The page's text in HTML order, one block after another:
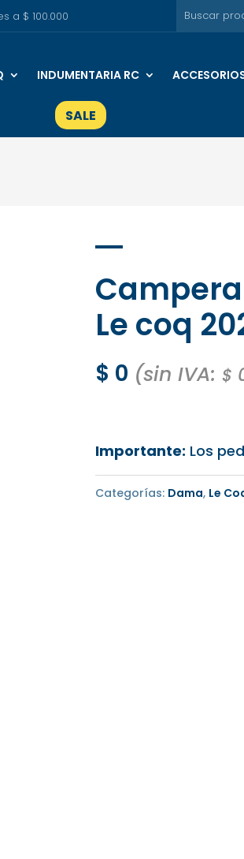
a $ 100.000
INDUMENTARIA RC
SALE
Le coq
$ 0 (sin IVA: $
Importante: Los
Categorías: Dama, Le